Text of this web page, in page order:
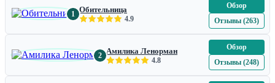
1 Обительница
4.9
Обзор
Отзывы (263)
2 Амилика Ленорман
4.8
Обзор
Отзывы (248)